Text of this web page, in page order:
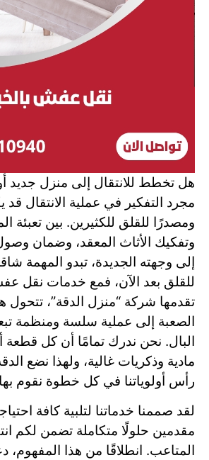
هل تخطط للانتقال إلى منزل جديد
مجرد التفكير في عملية الانتقال
ومصدرًا للقلق للكثيرين. بين تعبئة
وتفكيك الأثاث المعقد، وضمان
إلى وجهته الجديدة، تبدو المهمة
للقلق بعد الآن، فمع خدمات نقل
تقدمها شركة “منزل الدقة”، تتحول
الصعبة إلى عملية سلسة ومنظمة
البال. نحن ندرك تمامًا أن كل قطعة
مادية وذكريات غالية، ولهذا نضع
رأس أولوياتنا في كل خطوة نقوم
لقد صممنا خدماتنا لتلبية كافة
مقدمين حلولًا متكاملة تضمن لكم
المتاعب. انطلاقًا من هذا المفهوم،